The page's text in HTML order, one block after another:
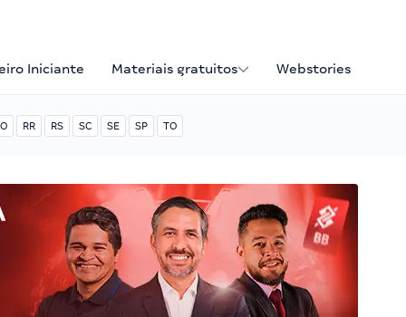
Iniciante Materiais gratuitos Webstories
RR RS SC SE SP TO